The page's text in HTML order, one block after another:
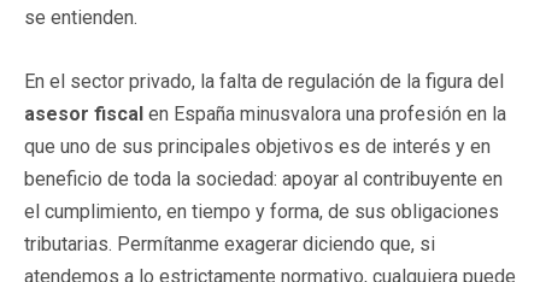
se entienden.
En el sector privado, la falta de regulación de la figura del
asesor fiscal en España minusvalora una profesión en la
que uno de sus principales objetivos es de interés y en
beneficio de toda la sociedad: apoyar al contribuyente en
el cumplimiento, en tiempo y forma, de sus obligaciones
tributarias. Permítanme exagerar diciendo que, si
atendemos a lo estrictamente normativo, cualquiera puede